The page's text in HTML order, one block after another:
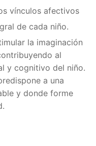
vínculos afectivos
de cada niño.
la imaginación
al
y cognitivo del niño.
a una
y donde forme